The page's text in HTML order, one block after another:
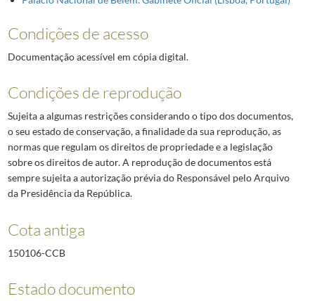
Condições de acesso
Documentação acessível em cópia digital.
Condições de reprodução
Sujeita a algumas restrições considerando o tipo dos documentos,
o seu estado de conservação, a finalidade da sua reprodução, as
normas que regulam os direitos de propriedade e a legislação
sobre os direitos de autor. A reprodução de documentos está
sempre sujeita a autorização prévia do Responsável pelo Arquivo
da Presidência da República.
Cota antiga
150106-CCB
Estado documento